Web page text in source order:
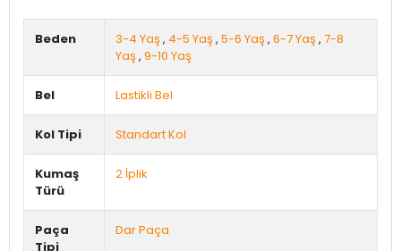
Beden 3-4 Yaş , 4-5 Yaş , 5-6 Yaş , 6-7 Yaş , 7-8
Yaş , 9-10 Yaş
Bel Lastikli Bel
Kol Tipi Standart Kol
Kumaş
Türü
2 İplik
Paça
Tipi
Dar Paça